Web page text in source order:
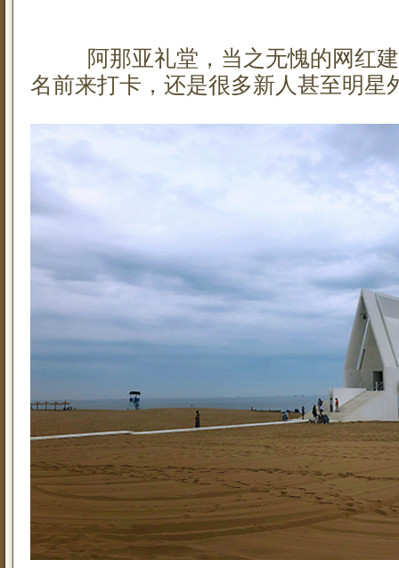
阿那亚礼堂，当之无愧的网红建
名前来打卡，还是很多新人甚至明星